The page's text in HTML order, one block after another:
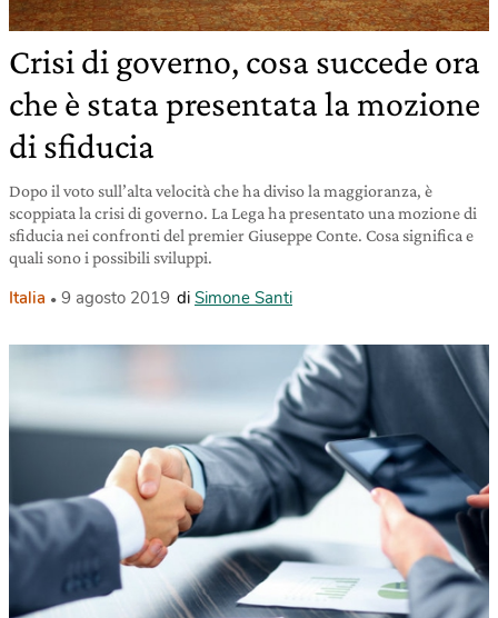
Crisi di governo, cosa succede ora
che è stata presentata la mozione
di sfiducia
Dopo il voto sull’alta velocità che ha diviso la maggioranza, è
scoppiata la crisi di governo. La Lega ha presentato una mozione di
sfiducia nei confronti del premier Giuseppe Conte. Cosa significa e
quali sono i possibili sviluppi.
Italia 9 agosto 2019 di Simone Santi